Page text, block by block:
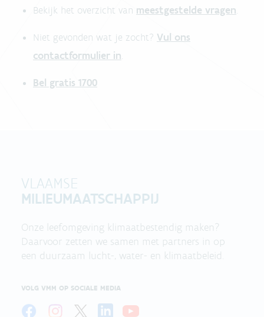
Bekijk het overzicht van meestgestelde vragen.
Niet gevonden wat je zocht? Vul ons
contactformulier in.
Bel gratis 1700
VLAAMSE
MILIEUMAATSCHAPPIJ
Onze leefomgeving klimaatbestendig maken?
Daarvoor zetten we samen met partners in op
een duurzaam lucht-, water- en klimaatbeleid.
VOLG VMM OP SOCIALE MEDIA